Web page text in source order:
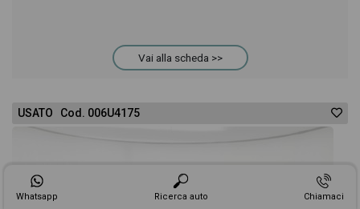
Vai alla scheda >>
USATO Cod. 006U4175
Whatsapp Ricerca auto Chiamaci